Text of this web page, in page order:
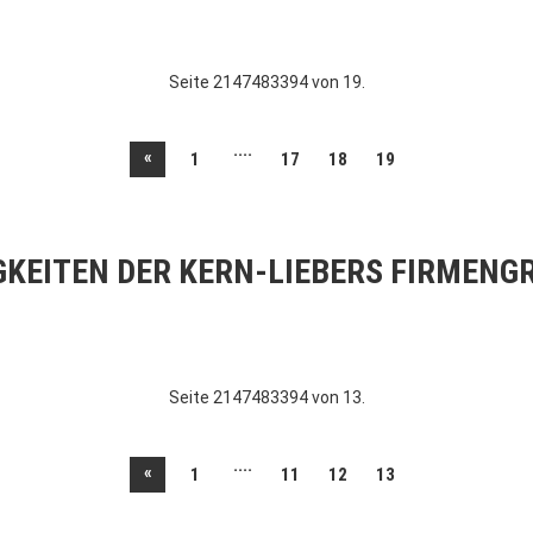
Seite 2147483394 von 19.
« 1 .... 17 18 19
DER KERN-LIEBERS
Seite 2147483394 von 13.
« 1 .... 11 12 13